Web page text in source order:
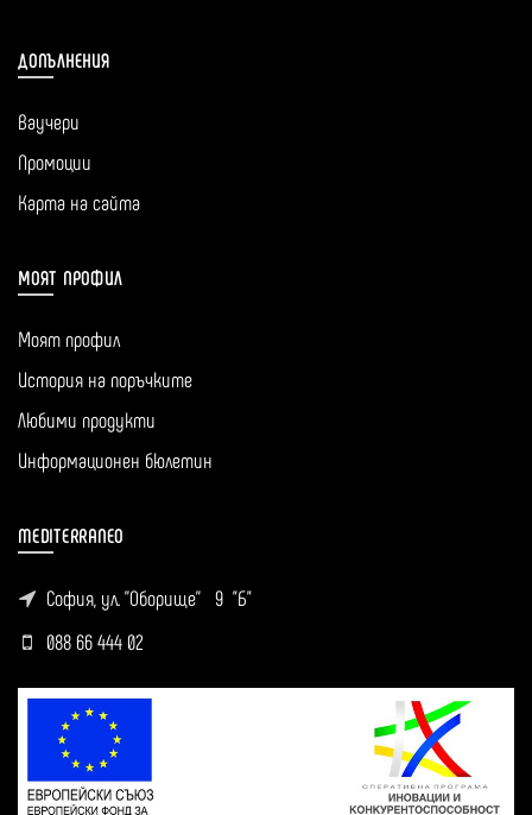
ДОПЪЛНЕНИЯ
Ваучери
Промоции
Карта на сайта
МОЯТ ПРОФИЛ
Моят профил
История на поръчките
Любими продукти
Информационен бюлетин
MEDITERRANEO
София, ул. ''Оборище'' 9 "Б"
088 66 444 02